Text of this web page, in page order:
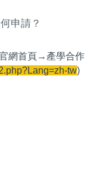
申請？
網首頁→產學合作
tw)